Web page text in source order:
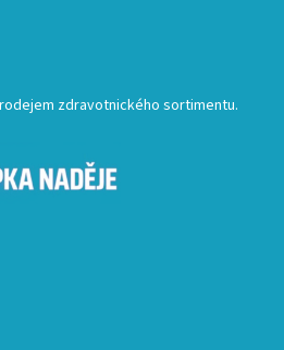
zdravotnického sortimentu.